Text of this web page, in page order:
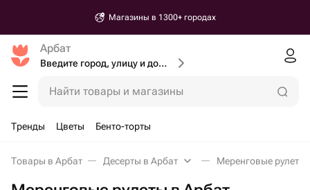
Магазины в 1300+ городах
Арбат
Введите город, улицу и дом доставки
Найти товары и магазины
Тренды Цветы Бенто-торты
Товары в Арбат Десерты в Арбат Меренговые рулеты